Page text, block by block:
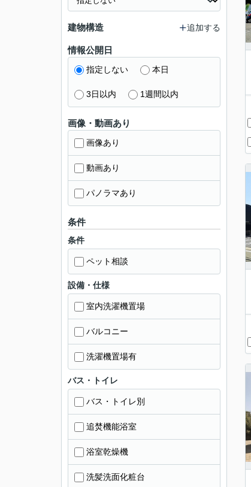
建物構造 追加する
情報公開日
指定しない 本日
3日以内 1週間以内
画像・動画あり
画像あり
動画あり
パノラマあり
条件
条件
ペット相談
設備・仕様
室内洗濯機置場
バルコニー
洗濯機置場有
バス・トイレ
バス・トイレ別
追焚機能浴室
浴室乾燥機
洗髪洗面化粧台